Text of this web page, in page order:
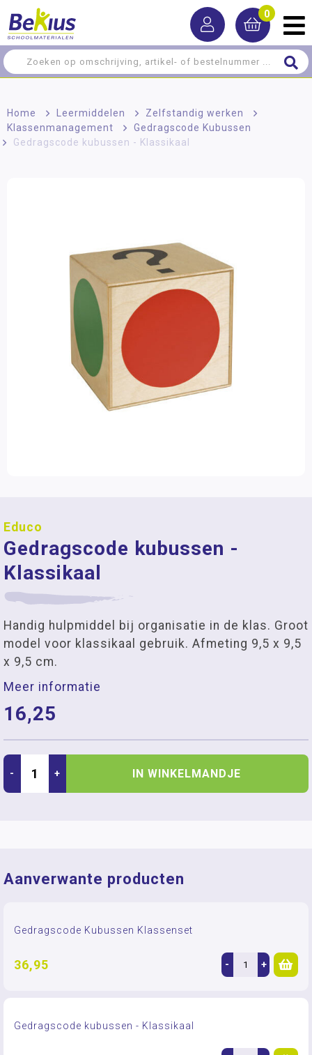
0
Home > Leermiddelen > Zelfstandig werken
>
Klassenmanagement
> Gedragscode Kubussen
Gedragscode kubussen - Klassikaal
Educo
Gedragscode kubussen -
Klassikaal
Handig hulpmiddel bij organisatie in de klas. Groot
model voor klassikaal gebruik. Afmeting 9,5 x 9,5
x 9,5 cm.
Meer informatie
16,25
- + IN WINKELMANDJE
Aanverwante producten
Gedragscode Kubussen Klassenset
36,95 - +
Gedragscode kubussen - Klassikaal